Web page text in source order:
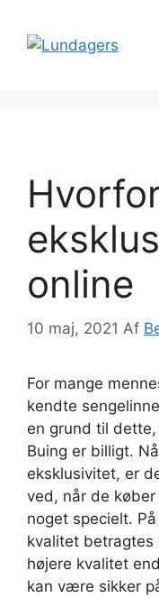
indhold
online
10 maj, 2021 Af
For mange
kendte
en grund til
Buing er billigt.
eksklusivitet, er
ved, når de
noget specielt.
kvalitet
højere kvalitet
kan være sikker